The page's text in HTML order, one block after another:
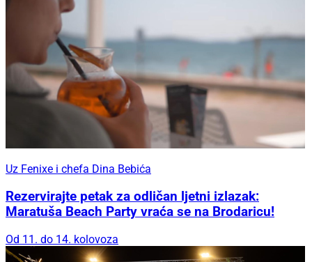
Uz Fenixe i chefa Dina Bebića
Rezervirajte petak za odličan ljetni izlazak:
Maratuša Beach Party vraća se na Brodaricu!
Od 11. do 14. kolovoza